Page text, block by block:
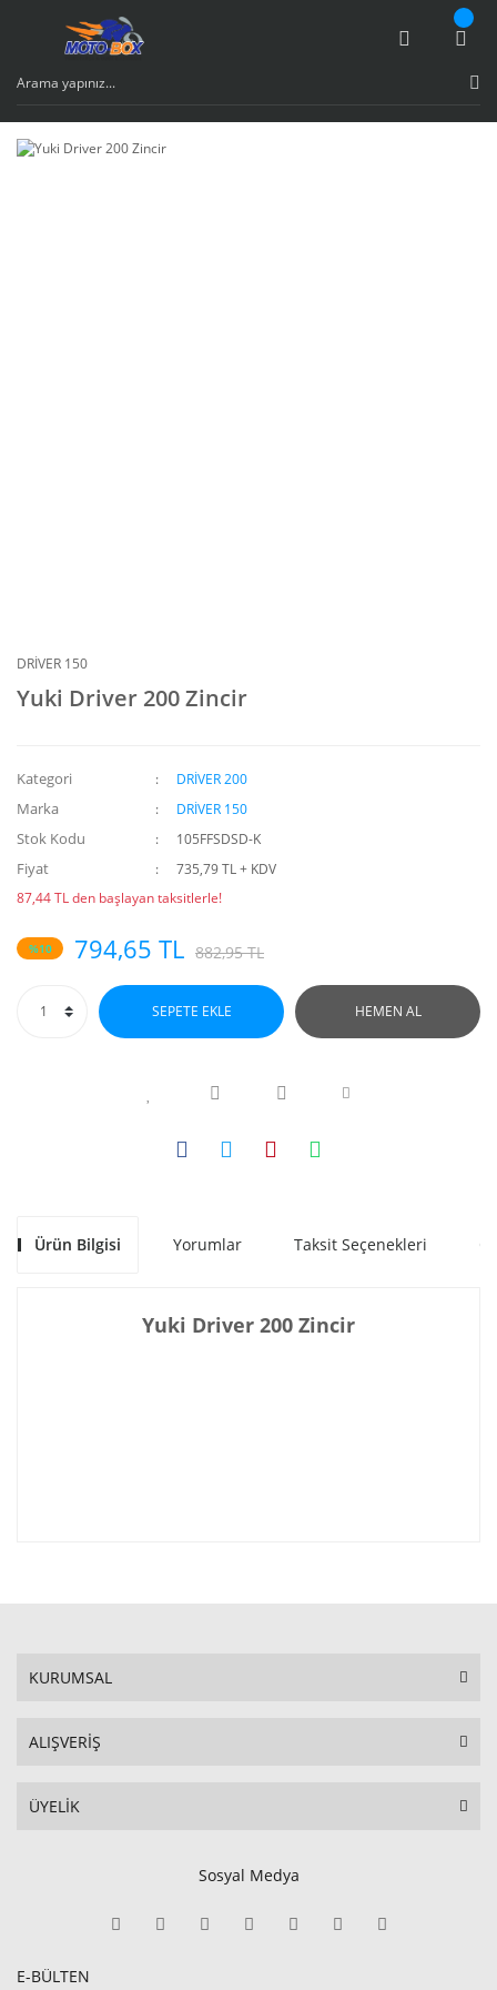
DRİVER 150
Yuki Driver 200 Zincir
Kategori DRİVER 200
Marka DRİVER 150
Stok Kodu 105FFSDSD-K
Fiyat
735,79 TL + KDV
87,44 TL den başlayan taksitlerle!
%10 794,65 TL 882,95 TL
SEPETE EKLE HEMEN AL
Ürün Bilgisi Yorumlar Taksit Seçenekleri
Yuki Driver 200 Zincir
KURUMSAL
ALIŞVERİŞ
ÜYELİK
Sosyal Medya
E-BÜLTEN